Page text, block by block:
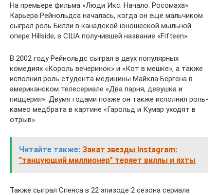
На премьере фильма «Люди Икс: Начало. Росомаха»
Карьера Рейнольдса началась, когда он ещё мальчиком
сыграл роль Билли в канадской юношеской мыльной
опере Hillside, в США получившей название «Fifteen».
В 2002 году Рейнольдс сыграл в двух популярных
комедиях «Король вечеринок» и «Кот в мешке», а также
исполнил роль студента медицины Майкла Бергена в
американском телесериале «Два парня, девушка и
пиццерия». Двумя годами позже он также исполнил роль-
камео медбрата в картине «Гарольд и Кумар уходят в
отрыв».
Читайте также: Закат звезды Instagram:
"танцующий миллионер" теряет виллы и яхты
Также сыграл Спенса в 22 эпизоде 2 сезона сериала